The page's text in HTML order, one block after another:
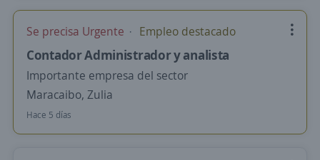
Se precisa Urgente Empleo destacado
Contador Administrador y analista
Importante empresa del sector
Maracaibo, Zulia
Hace 5 días